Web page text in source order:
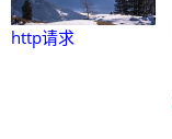
http请求